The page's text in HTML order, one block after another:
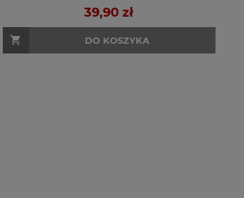
39,90 zł
DO KOSZYKA